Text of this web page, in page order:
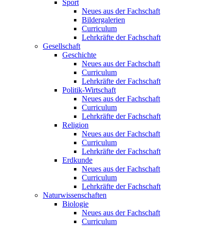
Sport
Neues aus der Fachschaft
Bildergalerien
Curriculum
Lehrkräfte der Fachschaft
Gesellschaft
Geschichte
Neues aus der Fachschaft
Curriculum
Lehrkräfte der Fachschaft
Politik-Wirtschaft
Neues aus der Fachschaft
Curriculum
Lehrkräfte der Fachschaft
Religion
Neues aus der Fachschaft
Curriculum
Lehrkräfte der Fachschaft
Erdkunde
Neues aus der Fachschaft
Curriculum
Lehrkräfte der Fachschaft
Naturwissenschaften
Biologie
Neues aus der Fachschaft
Curriculum